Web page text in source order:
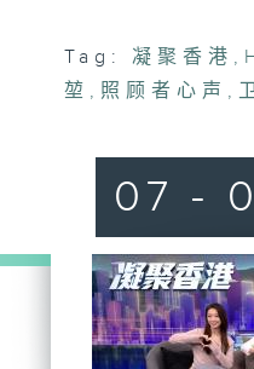
Tag: 凝聚香港 ,
堃 , 照顾者心声 ,
07 -